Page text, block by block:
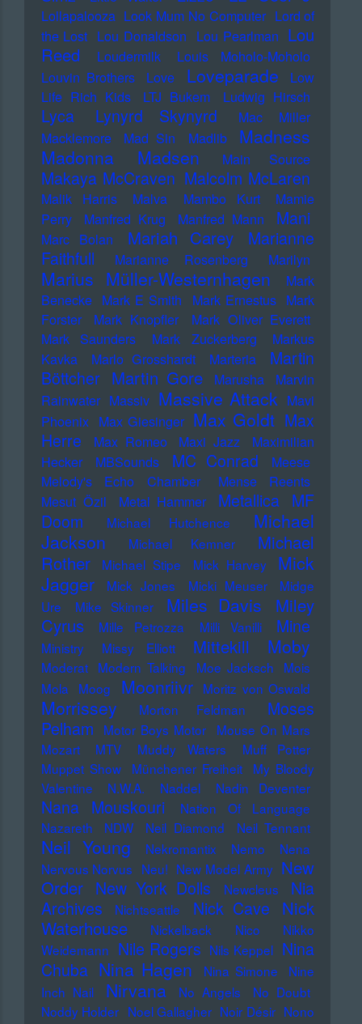
Lollapalooza Look Mum No Computer Lord of
the Lost Lou Donaldson Lou Pearlman Lou
Reed
Loudermilk
Louis Moholo-Moholo
Louvin Brothers
Love Loveparade
Low
Life Rich Kids
LTJ Bukem Ludwig Hirsch
Lyca Lynyrd Skynyrd
Mac Miller
Macklemore
Mad Sin Madlib
Madness
Madonna
Madsen Main Source
Makaya McCraven Malcolm McLaren
Malik Harris Malva Mambo Kurt
Mamie
Perry
Manfred Krug Manfred Mann Mani
Marc Bolan Mariah Carey
Marianne
Faithfull
Marianne Rosenberg Marilyn
Marius Müller-Westernhagen
Mark
Benecke Mark E Smith Mark Ernestus Mark
Forster
Mark Knopfler
Mark Oliver Everett
Mark Saunders
Mark Zuckerberg
Markus
Kavka
Marlo Grosshardt Marteria
Martin
Böttcher Martin Gore Marusha
Marvin
Rainwater Massiv Massive Attack Mavi
Phoenix Max Giesinger Max Goldt Max
Herre
Max Romeo Maxi Jazz
Maximilian
Hecker
MBSounds MC Conrad
Meese
Melody's Echo Chamber
Mense Reents
Mesut Özil
Metal Hammer Metallica MF
Doom
Michael Hutchence
Michael
Jackson
Michael Kemner
Michael
Rother
Michael Stipe Mick Harvey
Mick
Jagger
Mick Jones Micki Meuser
Midge
Ure
Mike Skinner Miles Davis
Miley
Cyrus
Mille Petrozza Milli Vanilli Mine
Ministry Missy Elliott Mittekill Moby
Moderat Modern Talking Moe Jacksch
Mois
Mola
Moog Moonriivr Moritz von Oswald
Morrissey Morton Feldman
Moses
Pelham
Motor Boys Motor
Mouse On Mars
Mozart
MTV Muddy Waters
Muff Potter
Muppet Show
Münchener Freiheit
My Bloody
Valentine
N.W.A. Naddel Nadin Deventer
Nana Mouskouri
Nation Of Language
Nazareth
NDW Neil Diamond Neil Tennant
Neil Young Nekromantix Nemo
Nena
Nervous Norvus Neu! New Model Army New
Order New York Dolls Newcleus
Nia
Archives
Nichtseattle Nick Cave
Nick
Waterhouse
Nickelback Nico
Nikko
Weidemann Nile Rogers Nils Keppel Nina
Chuba Nina Hagen Nina Simone
Nine
Inch Nail
Nirvana No Angels
No Doubt
Noddy Holder Noel Gallagher Noir Désir Nono